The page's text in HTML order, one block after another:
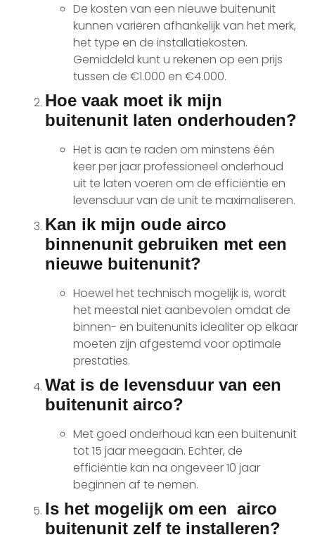
De kosten van een nieuwe buitenunit
kunnen variëren afhankelijk van het merk,
het type en de installatiekosten.
Gemiddeld kunt u rekenen op een prijs
tussen de €1.000 en €4.000.
Hoe vaak moet ik mijn
buitenunit laten onderhouden?
Het is aan te raden om minstens één
keer per jaar professioneel onderhoud
uit te laten voeren om de efficiëntie en
levensduur van de unit te maximaliseren.
Kan ik mijn oude airco
binnenunit gebruiken met een
nieuwe buitenunit?
Hoewel het technisch mogelijk is, wordt
het meestal niet aanbevolen omdat de
binnen- en buitenunits idealiter op elkaar
moeten zijn afgestemd voor optimale
prestaties.
Wat is de levensduur van een
buitenunit airco?
Met goed onderhoud kan een buitenunit
tot 15 jaar meegaan. Echter, de
efficiëntie kan na ongeveer 10 jaar
beginnen af te nemen.
Is het mogelijk om een airco
buitenunit zelf te installeren?